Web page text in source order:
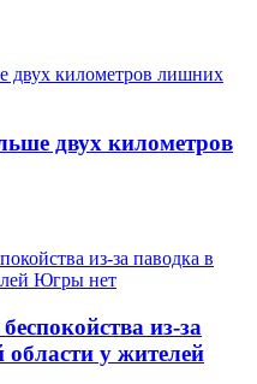
двух километров
из-за
у жителей